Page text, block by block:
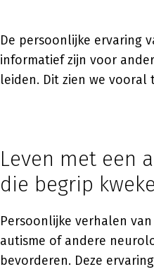
De persoonlijke ervaring
informatief zijn voor
leiden. Dit zien we
Leven met een
die begrip
Persoonlijke verhalen
autisme of andere
bevorderen. Deze